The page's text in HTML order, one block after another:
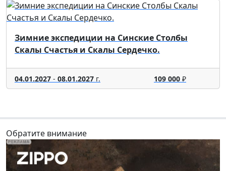
Зимние экспедиции на Синские Столбы
Скалы Счастья и Скалы Сердечко.
04.01.2027 - 08.01.2027 г. 109 000₽
Обратите внимание